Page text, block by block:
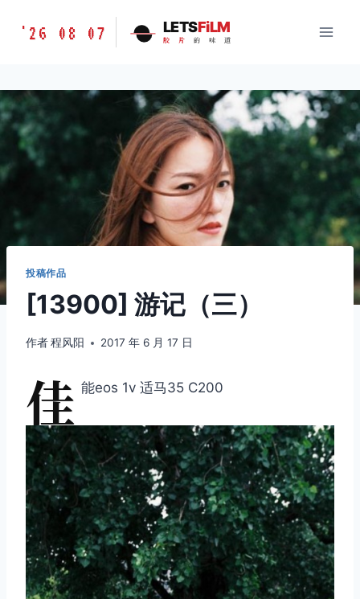
胶
味
道
LETSFILM
'26 08 07 LETSFiLM
胶 片 的 味 道
投稿作品
[13900] 游记（三）
作者程风阳 2017 年 6 月 17 日
佳 能eos 1v 适马35 C200